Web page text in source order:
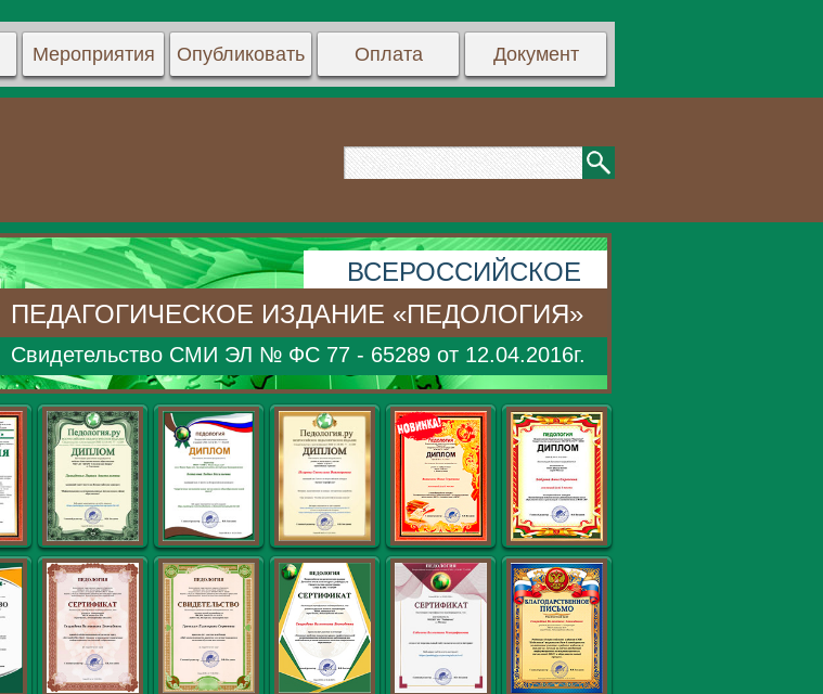
Мероприятия Опубликовать Оплата Документ
ВСЕРОССИЙСКОЕ
ПЕДАГОГИЧЕСКОЕ ИЗДАНИЕ «ПЕДОЛОГИЯ»
Свидетельство СМИ ЭЛ № ФС 77 - 65289 от 12.04.2016г.